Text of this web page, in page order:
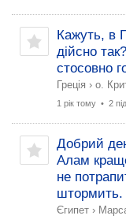
Кажуть, в
дійсно
стосовно
Греція › о.
1 рік тому • 2
Добрий
Алам
не
штормить.
Єгипет ›